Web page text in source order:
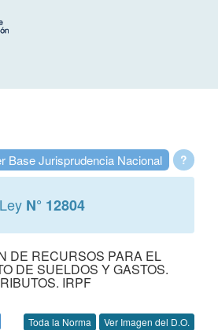
?
Base Jurisprudencia Nacional
Ley N° 12804
DE RECURSOS PARA EL
DE SUELDOS Y GASTOS.
IRPF
Toda la Norma Ver Imagen del D.O.